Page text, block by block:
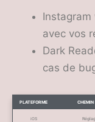
Instagram
avec vos
Dark
cas de
PLATEFORME CHEMIN
iOS